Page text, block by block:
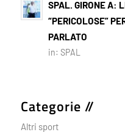
SPAL. GIRONE A:
“PERICOLOSE”
PARLATO
in: SPAL
Categorie //
Altri sport